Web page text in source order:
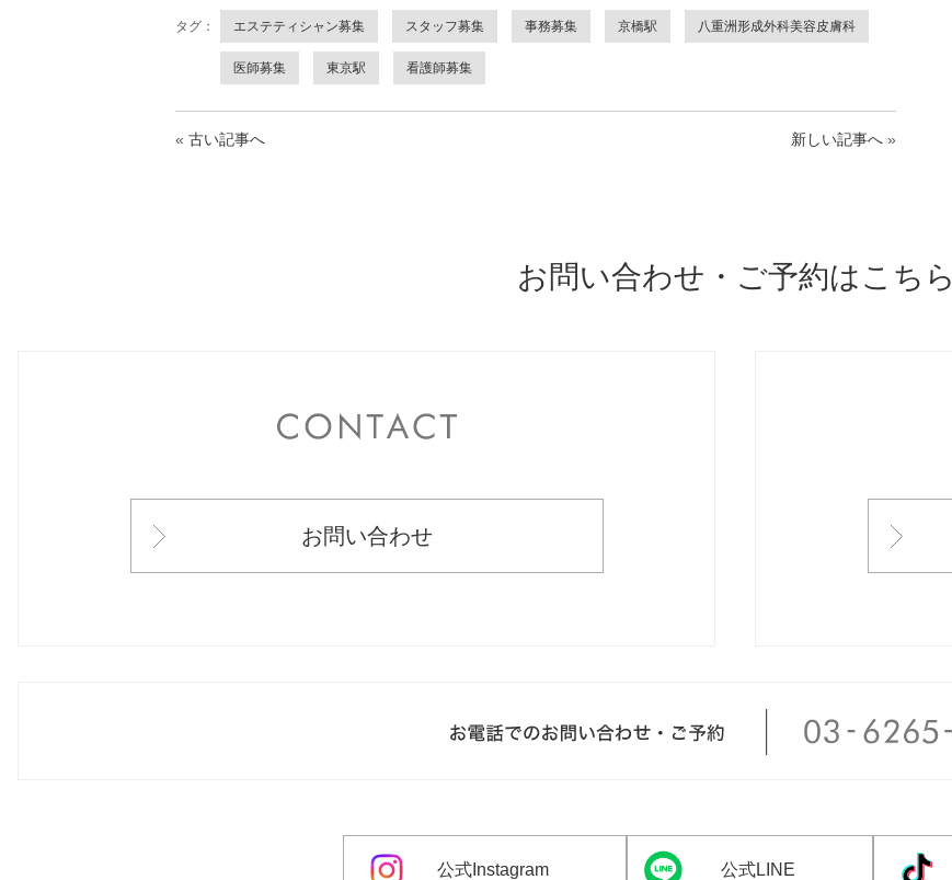
タグ： エステティシャン募集 スタッフ募集 事務募集 京橋駅 八重洲形成外科美容皮膚科
医師募集 東京駅 看護師募集
« 古い記事へ 新しい記事へ »
お問い合わせ・ご予約はこちら
お問い合わせ
公式Instagram 公式LINE